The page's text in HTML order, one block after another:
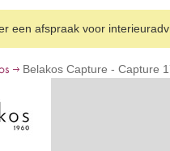
een afspraak voor
Belakos Capture - Capture